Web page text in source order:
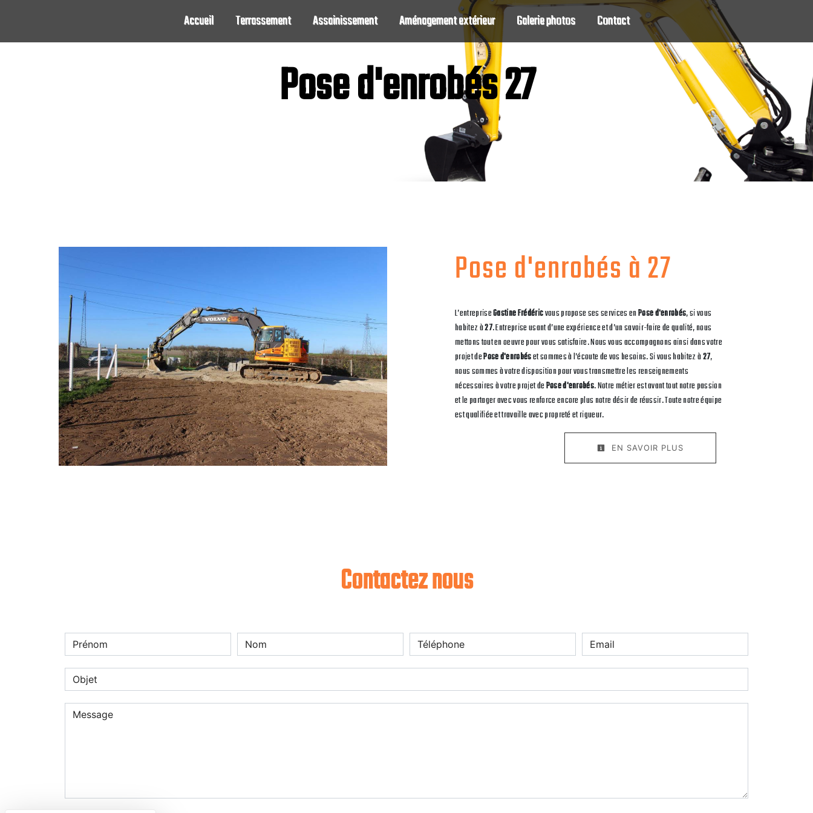
Accueil Terrassement Assainissement Aménagement extérieur Galerie photos Contact
Pose d'enrobés 27
Pose d'enrobés à 27
L’entrepriseGastine Frédéricvous propose ses services enPose d'enrobés, si vous
habitez à27. Entreprise usant d’une expérience et d’un savoir-faire de qualité, nous
mettons tout en oeuvre pour vous satisfaire. Nous vous accompagnons ainsi dans votre
projet dePose d'enrobéset sommes à l’écoute de vos besoins. Si vous habitez à27,
nous sommes à votre disposition pour vous transmettre les renseignements
nécessaires à votre projet dePose d'enrobés. Notre métier est avant tout notre passion
et le partager avec vous renforce encore plus notre désir de réussir. Toute notre équipe
est qualifiée et travaille avec propreté et rigueur.
EN SAVOIR PLUS
Contactez nous